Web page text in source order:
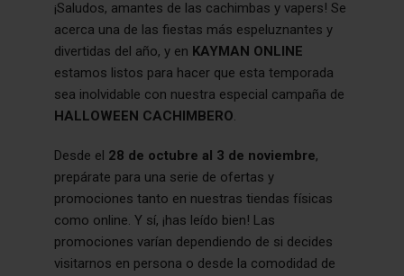
¡Saludos, amantes de las cachimbas y vapers! Se
acerca una de las fiestas más espeluznantes y
divertidas del año, y en KAYMAN ONLINE
estamos listos para hacer que esta temporada
sea inolvidable con nuestra especial campaña de
HALLOWEEN CACHIMBERO.
Desde el 28 de octubre al 3 de noviembre,
prepárate para una serie de ofertas y
promociones tanto en nuestras tiendas físicas
como online. Y sí, ¡has leído bien! Las
promociones varían dependiendo de si decides
visitarnos en persona o desde la comodidad de